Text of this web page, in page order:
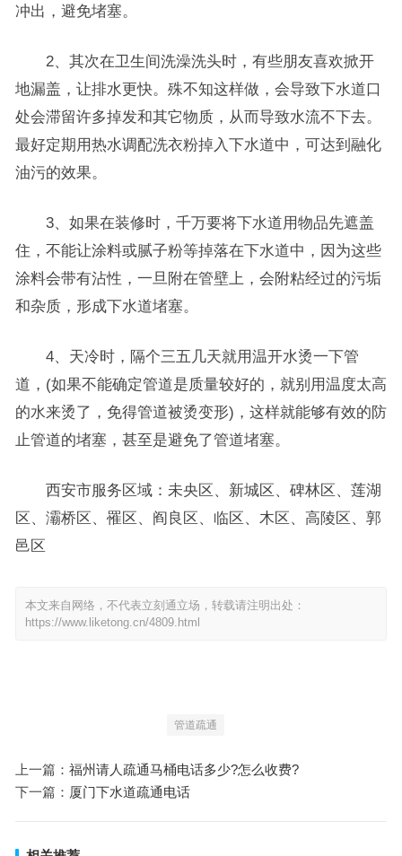
冲出，避免堵塞。
2、其次在卫生间洗澡洗头时，有些朋友喜欢掀开
地漏盖，让排水更快。殊不知这样做，会导致下水道口
处会滞留许多掉发和其它物质，从而导致水流不下去。
最好定期用热水调配洗衣粉掉入下水道中，可达到融化
油污的效果。
3、如果在装修时，千万要将下水道用物品先遮盖
住，不能让涂料或腻子粉等掉落在下水道中，因为这些
涂料会带有沾性，一旦附在管壁上，会附粘经过的污垢
和杂质，形成下水道堵塞。
4、天冷时，隔个三五几天就用温开水烫一下管
道，(如果不能确定管道是质量较好的，就别用温度太高
的水来烫了，免得管道被烫变形)，这样就能够有效的防
止管道的堵塞，甚至是避免了管道堵塞。
西安市服务区域：未央区、新城区、碑林区、莲湖
区、灞桥区、罹区、阎良区、临区、木区、高陵区、郭
邑区
本文来自网络，不代表立刻通立场，转载请注明出处：
https://www.liketong.cn/4809.html
管道疏通
上一篇： 福州请人疏通马桶电话多少?怎么收费?
下一篇： 厦门下水道疏通电话